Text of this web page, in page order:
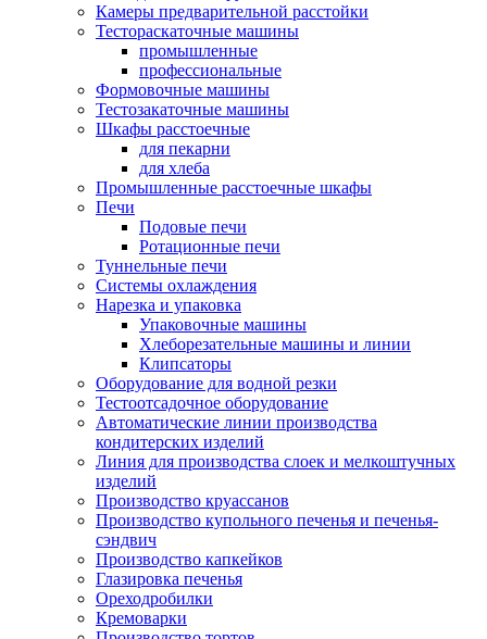
Камеры предварительной расстойки
Тестораскаточные машины
промышленные
профессиональные
Формовочные машины
Тестозакаточные машины
Шкафы расстоечные
для пекарни
для хлеба
Промышленные расстоечные шкафы
Печи
Подовые печи
Ротационные печи
Туннельные печи
Системы охлаждения
Нарезка и упаковка
Упаковочные машины
Хлеборезательные машины и линии
Клипсаторы
Оборудование для водной резки
Тестоотсадочное оборудование
Автоматические линии производства
кондитерских изделий
Линия для производства слоек и мелкоштучных
изделий
Производство круассанов
Производство купольного печенья и печенья-
сэндвич
Производство капкейков
Глазировка печенья
Ореходробилки
Кремоварки